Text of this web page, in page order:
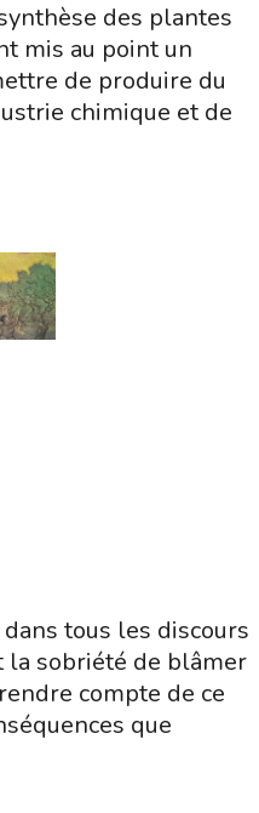
des plantes
mis au point un
de produire du
chimique et de
tous les discours
la sobriété de blâmer
compte de ce
que